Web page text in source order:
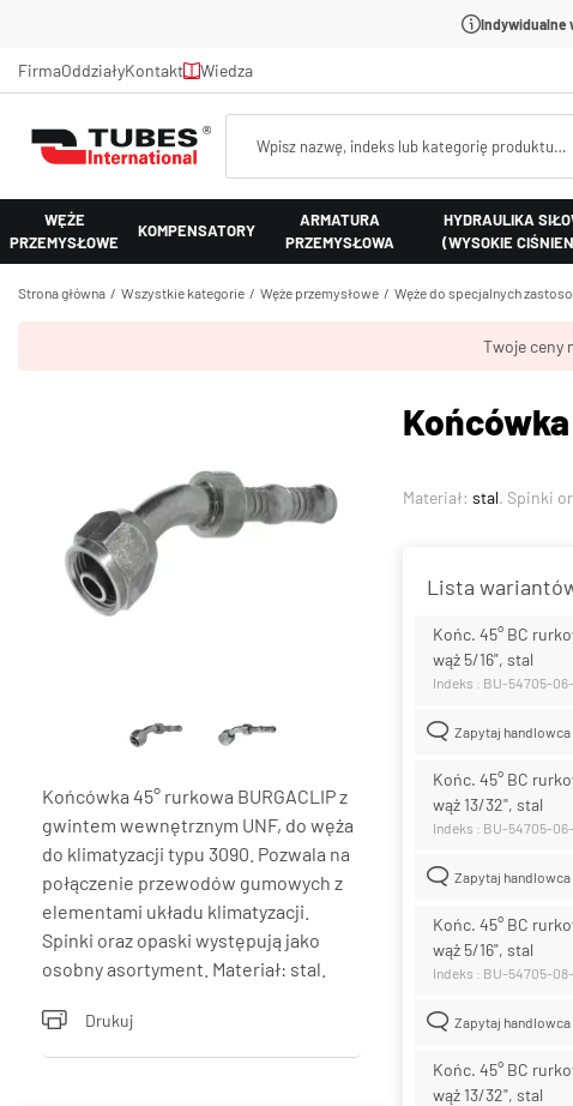
Indywidualne
FirmaOddziałyKontakt Wiedza
WĘŻE
PRZEMYSŁOWE
KOMPENSATORY
ARMATURA
PRZEMYSŁOWA
HYDRAULIKA
(WYSOKIE
Strona główna Wszystkie kategorie Węże przemysłowe Węże do specjalnych
Twoje ceny
Końcówka 45° rurkowa BURGACLIP z
gwintem wewnętrznym UNF, do węża
do klimatyzacji typu 3090. Pozwala na
połączenie przewodów gumowych z
elementami układu klimatyzacji.
Spinki oraz opaski występują jako
osobny asortyment. Materiał: stal.
Drukuj
Końcówka
Materiał: stal. Spinki
Lista
Końc. 45° BC
wąż 5/16", stal
Indeks : BU-54705-
Zapytaj handlowca
Końc. 45° BC
wąż 13/32", stal
Indeks : BU-54705-
Zapytaj handlowca
Końc. 45° BC
wąż 5/16", stal
Indeks : BU-54705-
Zapytaj handlowca
Końc. 45° BC
wąż 13/32", stal